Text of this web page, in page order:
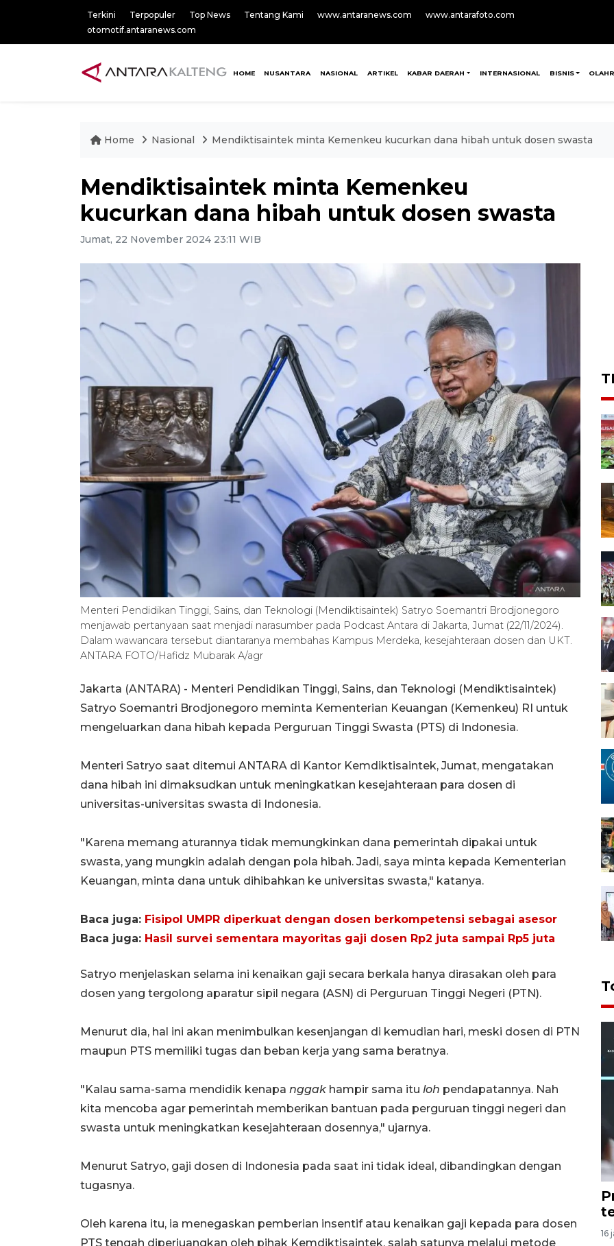
Terkini Terpopuler Top News Tentang Kami www.antaranews.com
www.antarafoto.com
otomotif.antaranews.com
HOME NUSANTARA NASIONAL ARTIKEL KABAR DAERAH INTERNASIONAL BISNIS
Home Nasional Mendiktisaintek minta Kemenkeu kucurkan dana hibah untuk dosen swasta
Mendiktisaintek minta Kemenkeu
kucurkan dana hibah untuk dosen swasta
Jumat, 22 November 2024 23:11 WIB
Menteri Pendidikan Tinggi, Sains, dan Teknologi (Mendiktisaintek) Satryo Soemantri Brodjonegoro
menjawab pertanyaan saat menjadi narasumber pada Podcast Antara di Jakarta, Jumat (22/11/2024).
Dalam wawancara tersebut diantaranya membahas Kampus Merdeka, kesejahteraan dosen dan UKT.
ANTARA FOTO/Hafidz Mubarak A/agr
Jakarta (ANTARA) - Menteri Pendidikan Tinggi, Sains, dan Teknologi (Mendiktisaintek)
Satryo Soemantri Brodjonegoro meminta Kementerian Keuangan (Kemenkeu) RI untuk
mengeluarkan dana hibah kepada Perguruan Tinggi Swasta (PTS) di Indonesia.
Menteri Satryo saat ditemui ANTARA di Kantor Kemdiktisaintek, Jumat, mengatakan
dana hibah ini dimaksudkan untuk meningkatkan kesejahteraan para dosen di
universitas-universitas swasta di Indonesia.
"Karena memang aturannya tidak memungkinkan dana pemerintah dipakai untuk
swasta, yang mungkin adalah dengan pola hibah. Jadi, saya minta kepada Kementerian
Keuangan, minta dana untuk dihibahkan ke universitas swasta," katanya.
Baca juga: Fisipol UMPR diperkuat dengan dosen berkompetensi sebagai asesor
Baca juga: Hasil survei sementara mayoritas gaji dosen Rp2 juta sampai Rp5 juta
Satryo menjelaskan selama ini kenaikan gaji secara berkala hanya dirasakan oleh para
dosen yang tergolong aparatur sipil negara (ASN) di Perguruan Tinggi Negeri (PTN).
Menurut dia, hal ini akan menimbulkan kesenjangan di kemudian hari, meski dosen di PTN
maupun PTS memiliki tugas dan beban kerja yang sama beratnya.
"Kalau sama-sama mendidik kenapa nggak hampir sama itu loh pendapatannya. Nah
kita mencoba agar pemerintah memberikan bantuan pada perguruan tinggi negeri dan
swasta untuk meningkatkan kesejahteraan dosennya," ujarnya.
Menurut Satryo, gaji dosen di Indonesia pada saat ini tidak ideal, dibandingkan dengan
tugasnya.
Oleh karena itu, ia menegaskan pemberian insentif atau kenaikan gaji kepada para dosen
PTS tengah diperjuangkan oleh pihak Kemdiktisaintek, salah satunya melalui metode
16